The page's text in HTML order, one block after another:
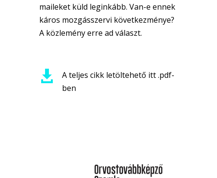
maileket küld leginkább. Van-e ennek
káros mozgásszervi következménye?
A közlemény erre ad választ.

A teljes cikk letöltehető itt .pdf-
ben